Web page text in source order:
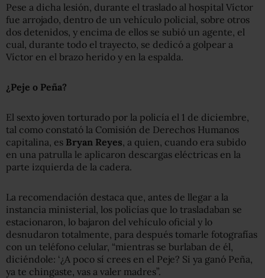
Pese a dicha lesión, durante el traslado al hospital Víctor
fue arrojado, dentro de un vehículo policial, sobre otros
dos detenidos, y encima de ellos se subió un agente, el
cual, durante todo el trayecto, se dedicó a golpear a
Víctor en el brazo herido y en la espalda.
¿Peje o Peña?
El sexto joven torturado por la policía el 1 de diciembre,
tal como constató la Comisión de Derechos Humanos
capitalina, es Bryan Reyes , a quien, cuando era subido
en una patrulla le aplicaron descargas eléctricas en la
parte izquierda de la cadera.
La recomendación destaca que, antes de llegar a la
instancia ministerial, los policías que lo trasladaban se
estacionaron, lo bajaron del vehículo oficial y lo
desnudaron totalmente, para después tomarle fotografías
con un teléfono celular, “mientras se burlaban de él,
diciéndole: ‘¿A poco sí crees en el Peje? Si ya ganó Peña,
ya te chingaste, vas a valer madres”.